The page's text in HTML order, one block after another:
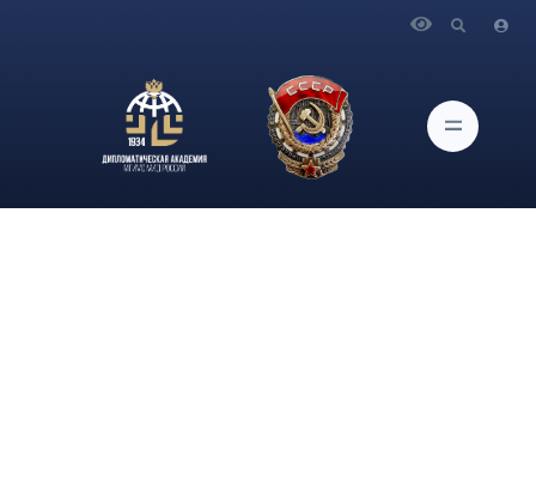
консульской службы Дипломатической академии МИД
России д-ра ист. наук В.И.Винокурова